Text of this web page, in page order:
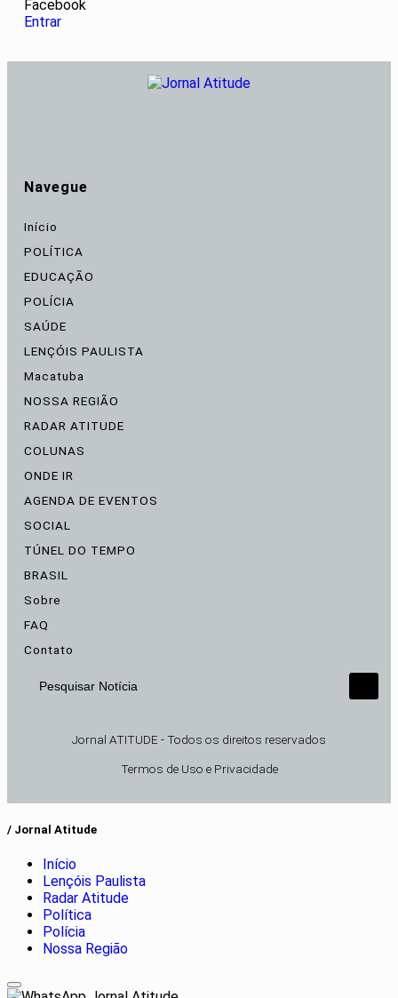
Facebook
Entrar
Navegue
Início
POLÍTICA
EDUCAÇÃO
POLÍCIA
SAÚDE
LENÇÓIS PAULISTA
Macatuba
NOSSA REGIÃO
RADAR ATITUDE
COLUNAS
ONDE IR
AGENDA DE EVENTOS
SOCIAL
TÚNEL DO TEMPO
BRASIL
Sobre
FAQ
Contato
Pesquisar Notícia
Jornal ATITUDE - Todos os direitos reservados
Termos de Uso e Privacidade
/ Jornal Atitude
Início
Lençóis Paulista
Radar Atitude
Política
Polícia
Nossa Região